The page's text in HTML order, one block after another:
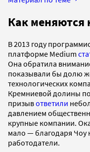
Как меняются
В 2013 году
платформе Medium
Она обратила
показывали бы долю
технологических
Кремниевой долины
призывответили
давлением
крупные компании.
мало — благодаря Чоу
работодатели.